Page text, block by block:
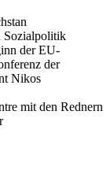
Sozialpolitik
der EU-
der
Nikos
mit den Rednern